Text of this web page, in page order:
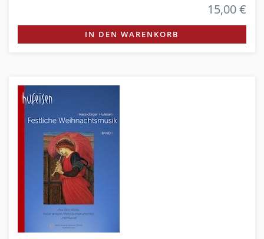
15,00 €
IN DEN WARENKORB